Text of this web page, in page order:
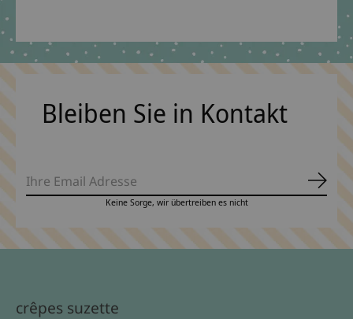
Bleiben Sie in Kontakt
Keine Sorge, wir übertreiben es nicht
crêpes suzette